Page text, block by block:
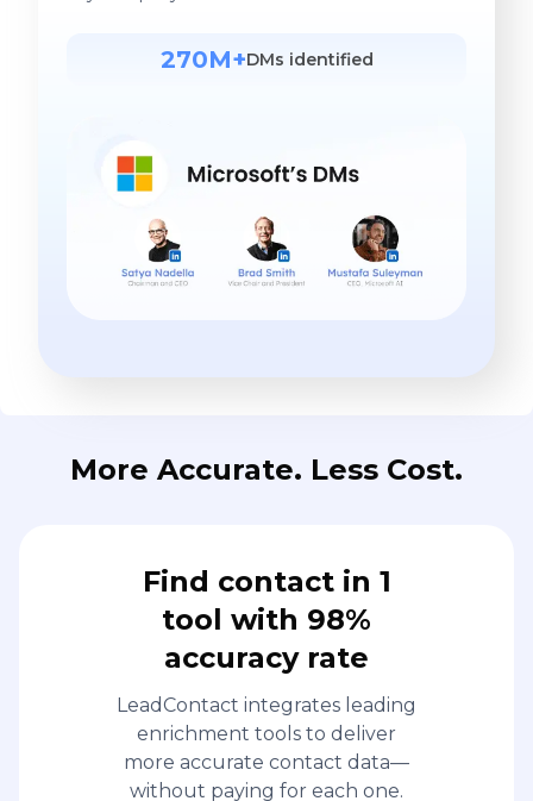
270M+DMs identified
More Accurate. Less Cost.
Find contact in 1
tool with 98%
accuracy rate
LeadContact integrates leading
enrichment tools to deliver
more accurate contact data—
without paying for each one.